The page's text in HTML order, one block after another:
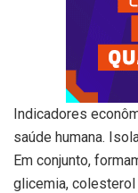
Indicadores
saúde humana.
Em conjunto,
glicemia, colesterol